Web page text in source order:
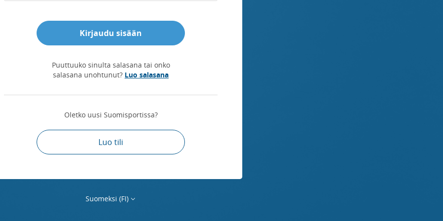
Kirjaudu sisään
Puuttuuko sinulta salasana tai onko
salasana unohtunut? Luo salasana
Oletko uusi Suomisportissa?
Luo tili
Suomeksi (FI)